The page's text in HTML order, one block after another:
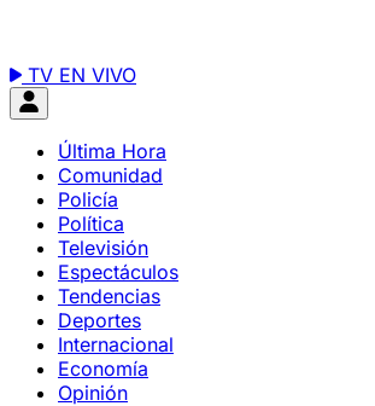
TV EN VIVO
Última Hora
Comunidad
Policía
Política
Televisión
Espectáculos
Tendencias
Deportes
Internacional
Economía
Opinión